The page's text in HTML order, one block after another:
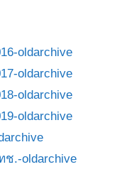
oldarchive
oldarchive
oldarchive
oldarchive
.-oldarchive